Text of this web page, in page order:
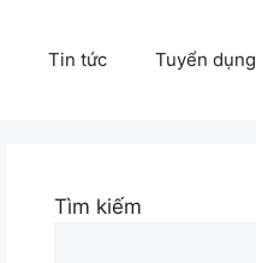
Tin tức Tuyển dụng
Tìm kiếm